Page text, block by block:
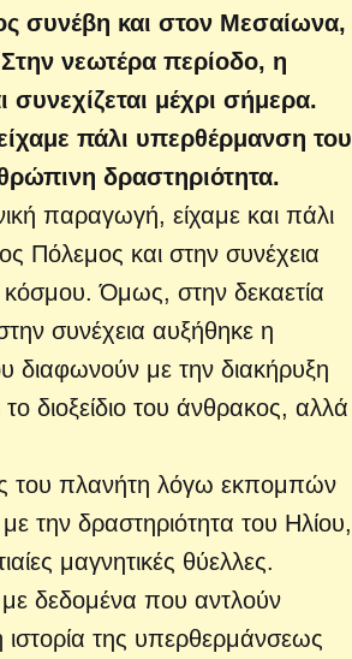
συνέβη και στον Μεσαίωνα,
νεωτέρα περίοδο, η
μέχρι σήμερα.
πάλι υπερθέρμανση του
δραστηριότητα.
παραγωγή, είχαμε και πάλι
Πόλεμος και στην συνέχεια
κόσμου. Όμως, στην δεκαετία
συνέχεια αυξήθηκε η
διαφωνούν με την διακήρυξη
διοξείδιο του άνθρακος, αλλά
του πλανήτη λόγω εκπομπών
την δραστηριότητα του Ηλίου,
μαγνητικές θύελλες.
με δεδομένα που αντλούν
της υπερθερμάνσεως